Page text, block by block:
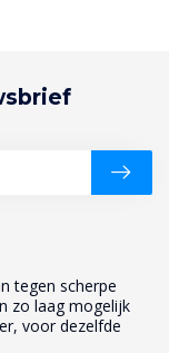
tegen scherpe
zo laag mogelijk
voor dezelfde